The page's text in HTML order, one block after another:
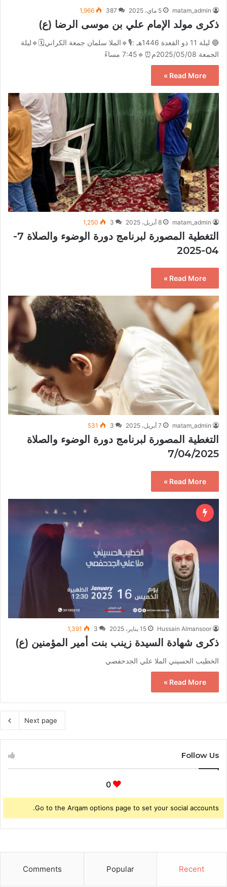
matam_admin 5 ماي، 2025 387
1,966
ذكرى مولد الإمام علي بن موسى الرضا (ع)
🔵 ليلة 11 ذو القعدة 1446هـ :🎙🔹الملا سلمان جمعة الكراني🗓🔹ليلة
الجمعة 2025/05/08م⏰🔹7:45 مساءً
Read More »
matam_admin 8 أبريل، 2025 3
1,250
التغطية المصورة لبرنامج دورة الوضوء والصلاة 7-
04-2025
Read More »
matam_admin 7 أبريل، 2025 3
531
التغطية المصورة لبرنامج دورة الوضوء والصلاة
7/04/2025
Read More »
Hussain Almansoor 15 يناير، 2025 3
1,391
ذكرى شهادة السيدة زينب بنت أمير المؤمنين (ع)
الخطيب الحسيني الملا علي الجدحفصي
Read More »
Next page
Follow Us
0
Go to the Arqam options page to set your social accounts.
Recent
Popular
Comments